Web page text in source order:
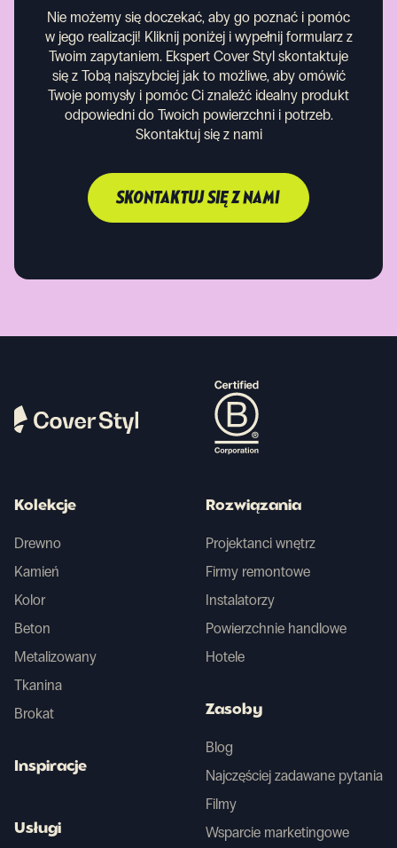
Nie możemy się doczekać, aby go poznać i pomóc
w jego realizacji! Kliknij poniżej i wypełnij formularz z
Twoim zapytaniem. Ekspert Cover Styl skontaktuje
się z Tobą najszybciej jak to możliwe, aby omówić
Twoje pomysły i pomóc Ci znaleźć idealny produkt
odpowiedni do Twoich powierzchni i potrzeb.
Skontaktuj się z nami
SKONTAKTUJ SIĘ Z NAMI
Kolekcje
Drewno
Kamień
Kolor
Beton
Metalizowany
Tkanina
Brokat
Inspiracje
Usługi
Rozwiązania
Projektanci wnętrz
Firmy remontowe
Instalatorzy
Powierzchnie handlowe
Hotele
Zasoby
Blog
Najczęściej zadawane pytania
Filmy
Wsparcie marketingowe